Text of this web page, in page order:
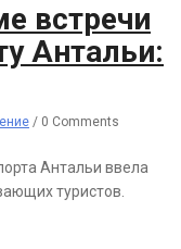
встречи
Антальи:
/ 0 Comments
Антальи ввела
туристов.